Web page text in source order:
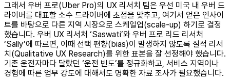
그래서 우버 프로(Uber Pro)의 UX 리서치 팀은 우선 미국 내 우버 드
라이버를 대표할 소수 드라이버에 초점을 맞추고, 여기서 얻은 인사이
트를 바탕으로 다른 지역 시장으로 스케일업(scale-up) 하기로 결정
했습니다. 우버 UX 리서처 ‘Saswati’와 우버 프로 리드 리서처
‘Sally’에 따르면, 이때 선택 편향(bias)이 발생하지 않도록 질적 리서
치(Qualitative UX Research)를 위한 표본을 잘 선정해야 했습니다.
기존 운전자마다 달랐던 ‘운전 빈도’를 정규화하고, 서비스 지역이나
경험에 따른 업무 강도에 대해서도 명확한 자료 조사가 필요했습니다.